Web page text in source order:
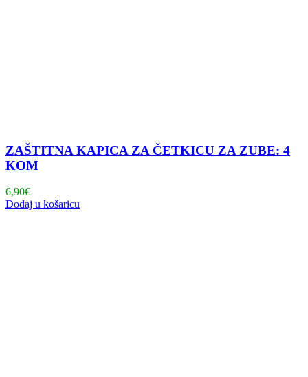
ZAŠTITNA KAPICA ZA ČETKICU ZA ZUBE: 4
KOM
6,90€
Dodaj u košaricu